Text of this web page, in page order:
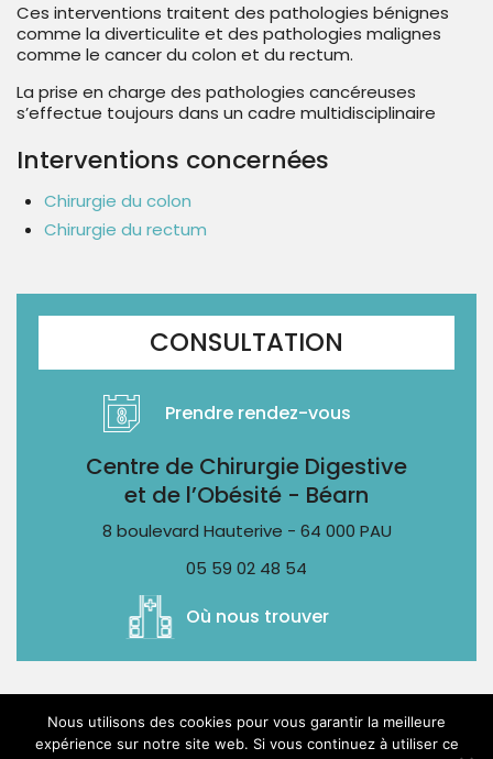
Ces interventions traitent des pathologies bénignes
comme la diverticulite et des pathologies malignes
comme le cancer du colon et du rectum.
La prise en charge des pathologies cancéreuses
s’effectue toujours dans un cadre multidisciplinaire
Interventions concernées
Chirurgie du colon
Chirurgie du rectum
CONSULTATION
Prendre rendez-vous
Centre de Chirurgie Digestive
et de l’Obésité - Béarn
8 boulevard Hauterive - 64 000 PAU
05 59 02 48 54
Où nous trouver
Centre de Chirurgie Digestive et de l’Obésité – 8
boulevard Hauterive 64 000 PAU – 05 59 02 48 54
Nous utilisons des cookies pour vous garantir la meilleure
expérience sur notre site web. Si vous continuez à utiliser ce